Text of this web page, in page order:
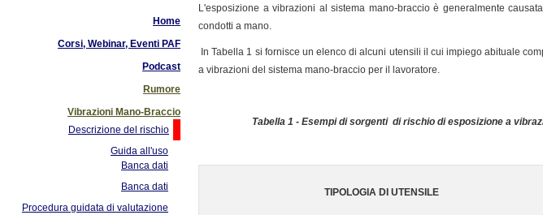
Home
Corsi, Webinar, Eventi PAF
Podcast
Rumore
Vibrazioni Mano-Braccio
Descrizione del rischio
Guida all'uso
Banca dati
Banca dati
Procedura guidata di valutazione
L'esposizione a vibrazioni al sistema mano-braccio è generalmente
condotti a mano.
In Tabella 1 si fornisce un elenco di alcuni utensili il cui impiego abituale
a vibrazioni del sistema mano-braccio per il lavoratore.
Tabella 1 - Esempi di sorgenti di rischio di esposizione a
TIPOLOGIA DI UTENSILE